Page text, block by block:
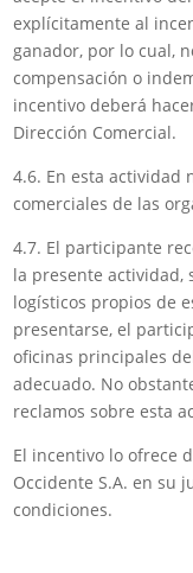
explícitamente al
ganador, por lo cual,
compensación o
incentivo deberá
Dirección Comercial.
4.6. En esta
comerciales de las
4.7. El participante
la presente actividad,
logísticos propios de
presentarse, el
oficinas principales
adecuado. No
reclamos sobre esta
El incentivo lo ofrece
Occidente S.A. en su
condiciones.